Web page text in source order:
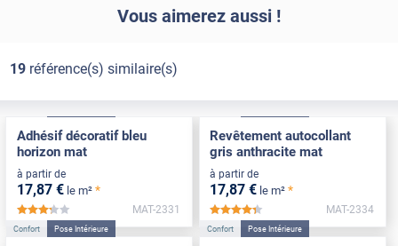
Vous aimerez aussi !
19référence(s) similaire(s)
Adhésif décoratif bleu
horizon mat
à partir de
17,87 € le m² *
*****
MAT-2331
Revêtement autocollant
gris anthracite mat
à partir de
17,87 € le m² *
*****
MAT-2334
Confort Pose Intérieure Confort Pose Intérieure